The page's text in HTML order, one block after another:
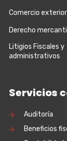
Comercio exterior
Derecho mercantil
Litigios Fiscales y
administrativos
Servicios
Auditoría
Beneficios